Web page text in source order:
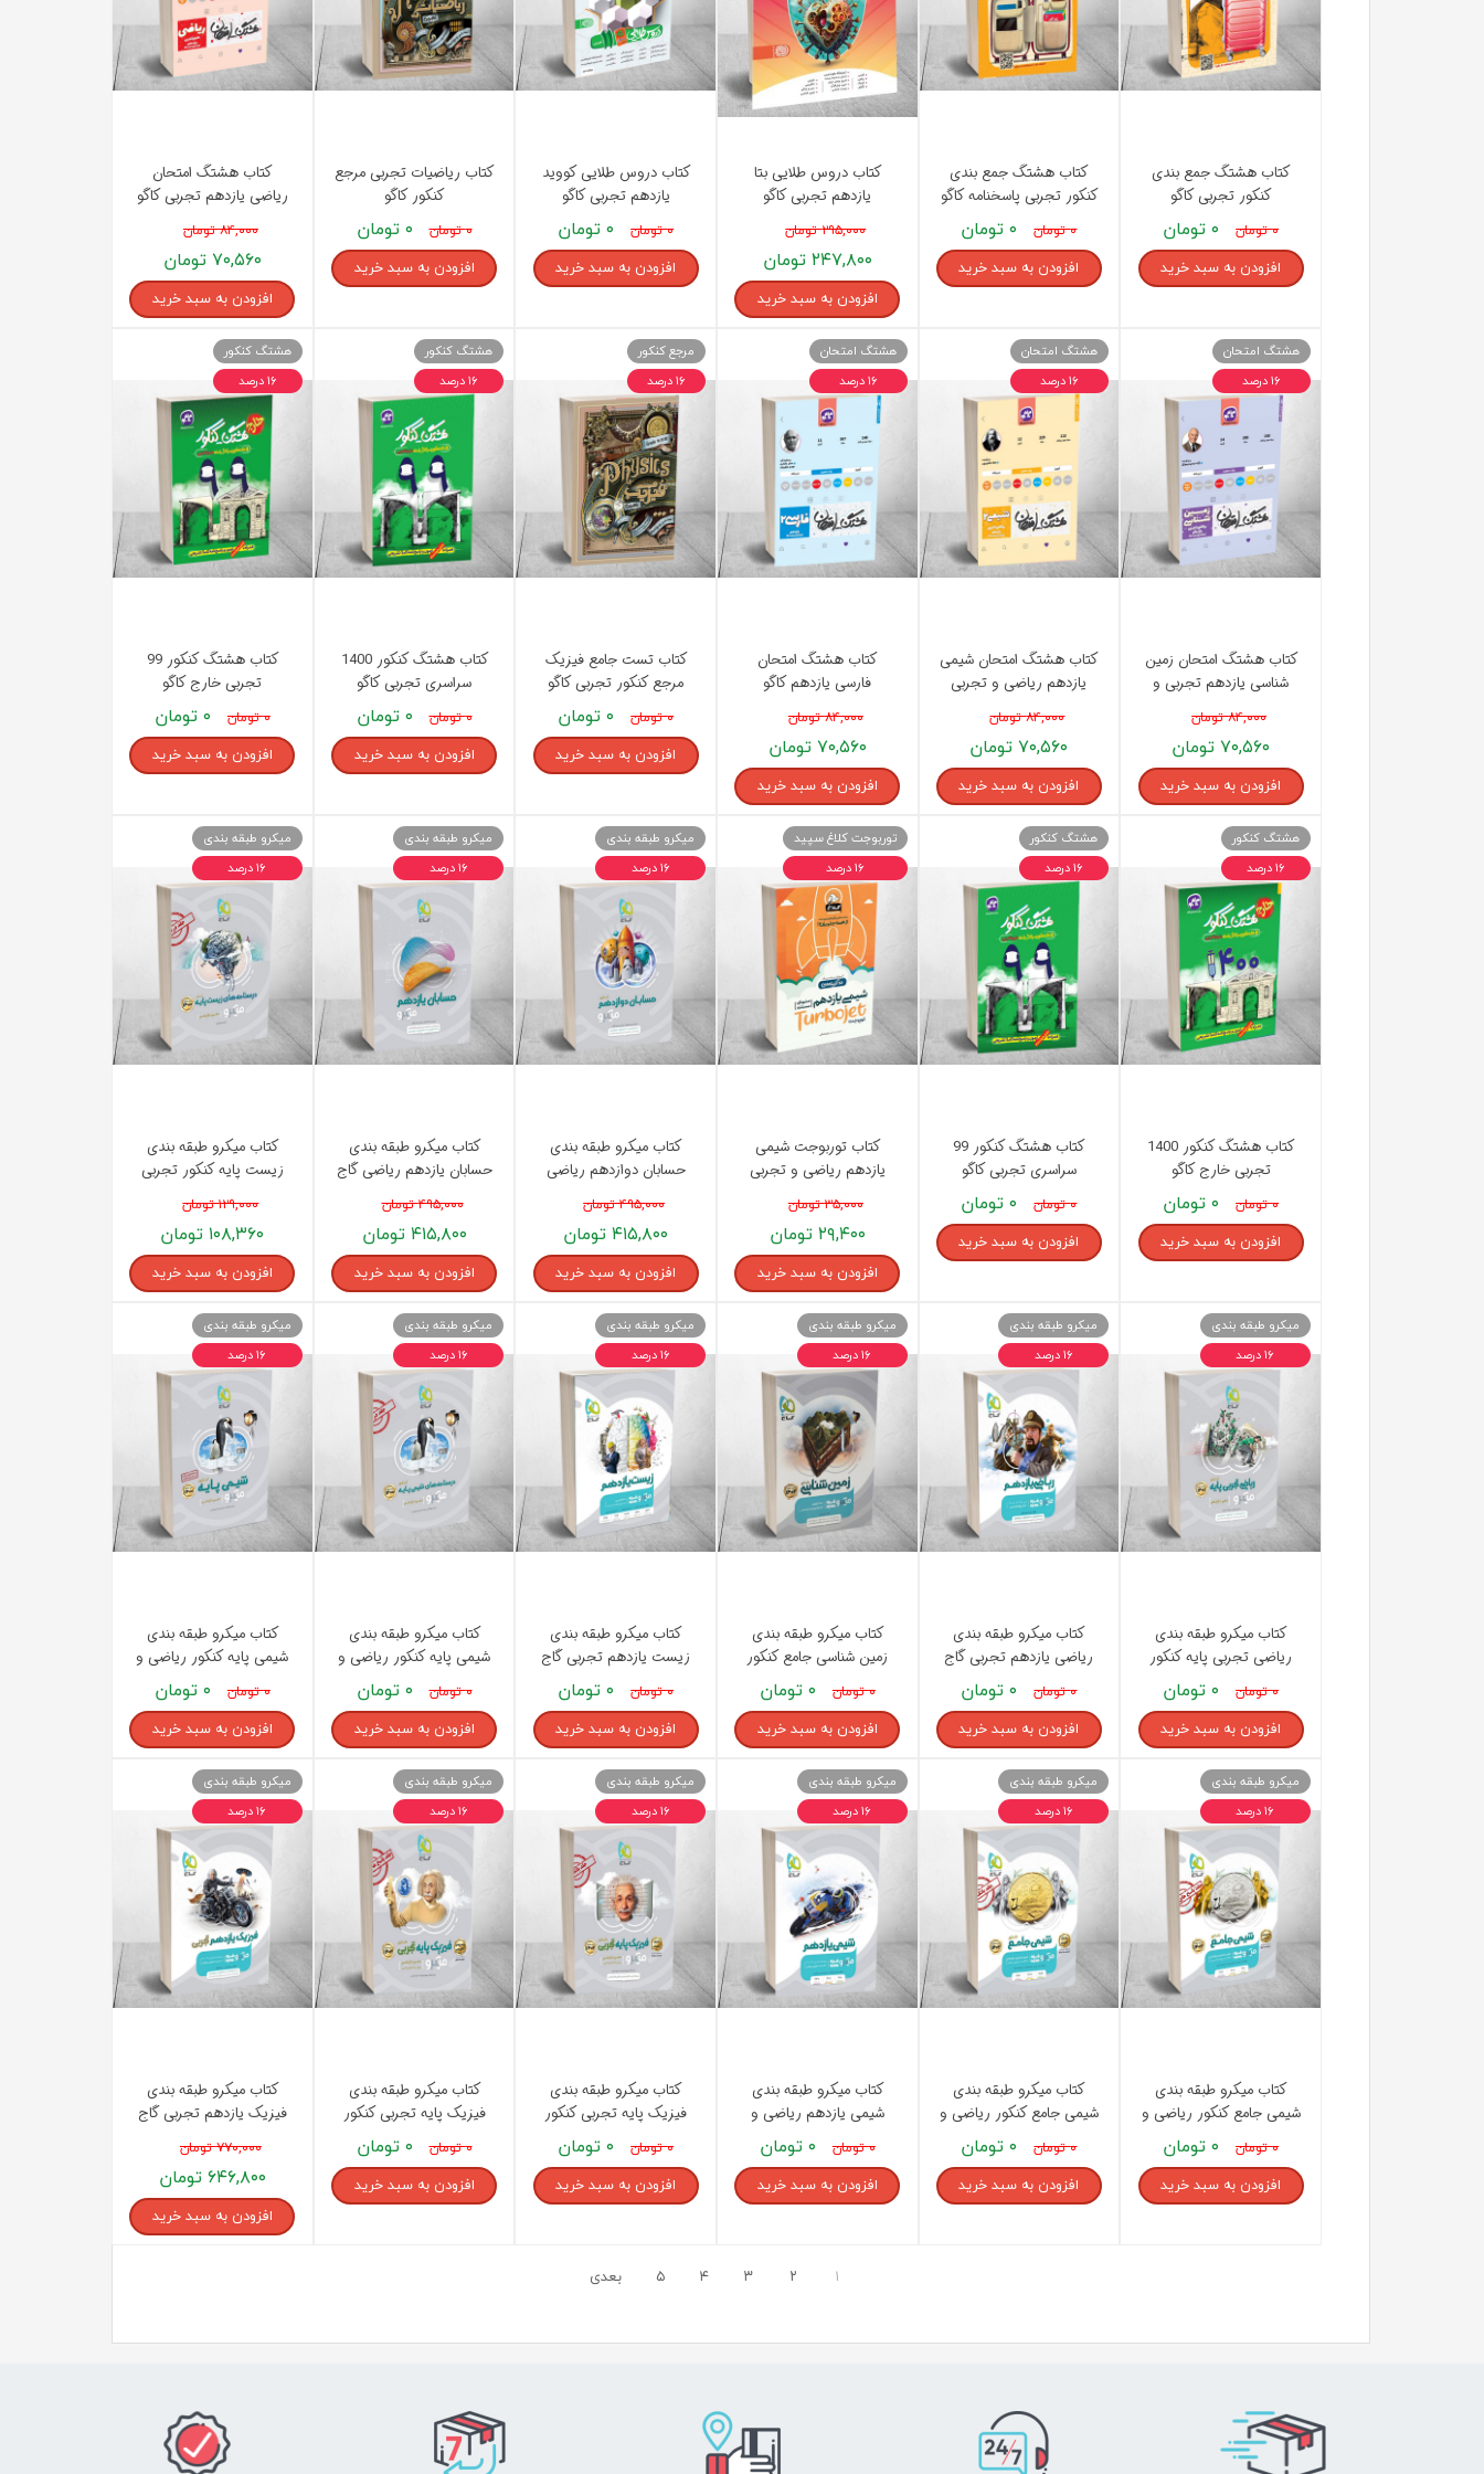
کتب پایه دوازدهم ریاضی فیزیک
پرفروش ترین کتب زبان های خارجه
راهیان نفت
آموزش نرم افزار های فنی مهندسی
تاریخ
جغرافیا
علوم اجتماعی
کتاب هشتگ جمع بندی
کنکور تجربی کاگو
۰ تومان
۰ تومان
افزودن به سبد خرید
کتاب هشتگ جمع بندی
کنکور تجربی پاسخنامه کاگو
۰ تومان
۰ تومان
افزودن به سبد خرید
کتاب دروس طلایی بتا
یازدهم تجربی کاگو
۲۹۵,۰۰۰ تومان
۲۴۷,۸۰۰ تومان
افزودن به سبد خرید
کتاب دروس طلایی کووید
یازدهم تجربی کاگو
۰ تومان
۰ تومان
افزودن به سبد خرید
کتاب ریاضیات تجربی مرجع
کنکور کاگو
۰ تومان
۰ تومان
افزودن به سبد خرید
کتاب هشتگ امتحان
ریاضی یازدهم تجربی کاگو
۸۴,۰۰۰ تومان
۷۰,۵۶۰ تومان
افزودن به سبد خرید
کتاب هشتگ امتحان زمین
شناسی یازدهم تجربی و
۸۴,۰۰۰ تومان
۷۰,۵۶۰ تومان
افزودن به سبد خرید
هشتگ امتحان
۱۶ درصد
کتاب هشتگ امتحان شیمی
یازدهم ریاضی و تجربی
۸۴,۰۰۰ تومان
۷۰,۵۶۰ تومان
افزودن به سبد خرید
هشتگ امتحان
۱۶ درصد
کتاب هشتگ امتحان
فارسی یازدهم کاگو
۸۴,۰۰۰ تومان
۷۰,۵۶۰ تومان
افزودن به سبد خرید
هشتگ امتحان
۱۶ درصد
کتاب تست جامع فیزیک
مرجع کنکور تجربی کاگو
۰ تومان
۰ تومان
افزودن به سبد خرید
مرجع کنکور
۱۶ درصد
کتاب هشتگ کنکور 1400
سراسری تجربی کاگو
۰ تومان
۰ تومان
افزودن به سبد خرید
هشتگ کنکور
۱۶ درصد
کتاب هشتگ کنکور 99
تجربی خارج کاگو
۰ تومان
۰ تومان
افزودن به سبد خرید
هشتگ کنکور
۱۶ درصد
کتاب هشتگ کنکور 1400
تجربی خارج کاگو
۰ تومان
۰ تومان
افزودن به سبد خرید
هشتگ کنکور
۱۶ درصد
کتاب هشتگ کنکور 99
سراسری تجربی کاگو
۰ تومان
۰ تومان
افزودن به سبد خرید
هشتگ کنکور
۱۶ درصد
کتاب توربوجت شیمی
یازدهم ریاضی و تجربی
۳۵,۰۰۰ تومان
۲۹,۴۰۰ تومان
افزودن به سبد خرید
توربوجت کلاغ سپید
۱۶ درصد
کتاب میکرو طبقه بندی
حسابان دوازدهم ریاضی
۴۹۵,۰۰۰ تومان
۴۱۵,۸۰۰ تومان
افزودن به سبد خرید
میکرو طبقه بندی
۱۶ درصد
کتاب میکرو طبقه بندی
حسابان یازدهم ریاضی گاج
۴۹۵,۰۰۰ تومان
۴۱۵,۸۰۰ تومان
افزودن به سبد خرید
میکرو طبقه بندی
۱۶ درصد
کتاب میکرو طبقه بندی
زیست پایه کنکور تجربی
۱۲۹,۰۰۰ تومان
۱۰۸,۳۶۰ تومان
افزودن به سبد خرید
میکرو طبقه بندی
۱۶ درصد
کتاب میکرو طبقه بندی
ریاضی تجربی پایه کنکور
۰ تومان ۰ تومان
افزودن به سبد خرید
میکرو طبقه بندی
۱۶ درصد
کتاب میکرو طبقه بندی
ریاضی یازدهم تجربی گاج
۰ تومان
۰ تومان
افزودن به سبد خرید
میکرو طبقه بندی
۱۶ درصد
کتاب میکرو طبقه بندی
زمین شناسی جامع کنکور
ریاضی و تجربی گاج۰ تومان ۰ تومان
افزودن به سبد خرید
میکرو طبقه بندی
۱۶ درصد
کتاب میکرو طبقه بندی
زیست یازدهم تجربی گاج
۰ تومان
۰ تومان
افزودن به سبد خرید
میکرو طبقه بندی
۱۶ درصد
کتاب میکرو طبقه بندی
شیمی پایه کنکور ریاضی و
تجربی جلد 2 گاج ۰ تومان ۰ تومان
افزودن به سبد خرید
میکرو طبقه بندی
۱۶ درصد
کتاب میکرو طبقه بندی
شیمی پایه کنکور ریاضی و
تجربی جلد 1 گاج ۰ تومان ۰ تومان
افزودن به سبد خرید
میکرو طبقه بندی
۱۶ درصد
کتاب میکرو طبقه بندی
شیمی جامع کنکور ریاضی و
تجربی جلد 1 گاج ۰ تومان ۰ تومان
افزودن به سبد خرید
میکرو طبقه بندی
۱۶ درصد
کتاب میکرو طبقه بندی
شیمی جامع کنکور ریاضی و
تجربی جلد 2 گاج ۰ تومان ۰ تومان
افزودن به سبد خرید
میکرو طبقه بندی
۱۶ درصد
کتاب میکرو طبقه بندی
شیمی یازدهم ریاضی و
تجربی گاج
۰ تومان ۰ تومان
افزودن به سبد خرید
میکرو طبقه بندی
۱۶ درصد
کتاب میکرو طبقه بندی
فیزیک پایه تجربی کنکور
۰ تومان ۰ تومان
افزودن به سبد خرید
میکرو طبقه بندی
۱۶ درصد
کتاب میکرو طبقه بندی
فیزیک پایه تجربی کنکور
۰ تومان ۰ تومان
افزودن به سبد خرید
میکرو طبقه بندی
۱۶ درصد
کتاب میکرو طبقه بندی
فیزیک یازدهم تجربی گاج
۷۷۰,۰۰۰ تومان
۶۴۶,۸۰۰ تومان
افزودن به سبد خرید
میکرو طبقه بندی
۱۶ درصد
۱ ۲ ۳ ۴ ۵ بعدی